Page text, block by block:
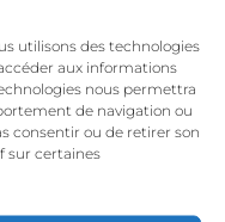
utilisons des technologies
aux informations
nous permettra
de navigation ou
consentir ou de retirer son
sur certaines